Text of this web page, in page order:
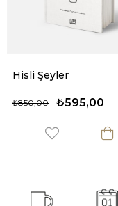
Hisli Şeyler
₺595,00
₺850,00